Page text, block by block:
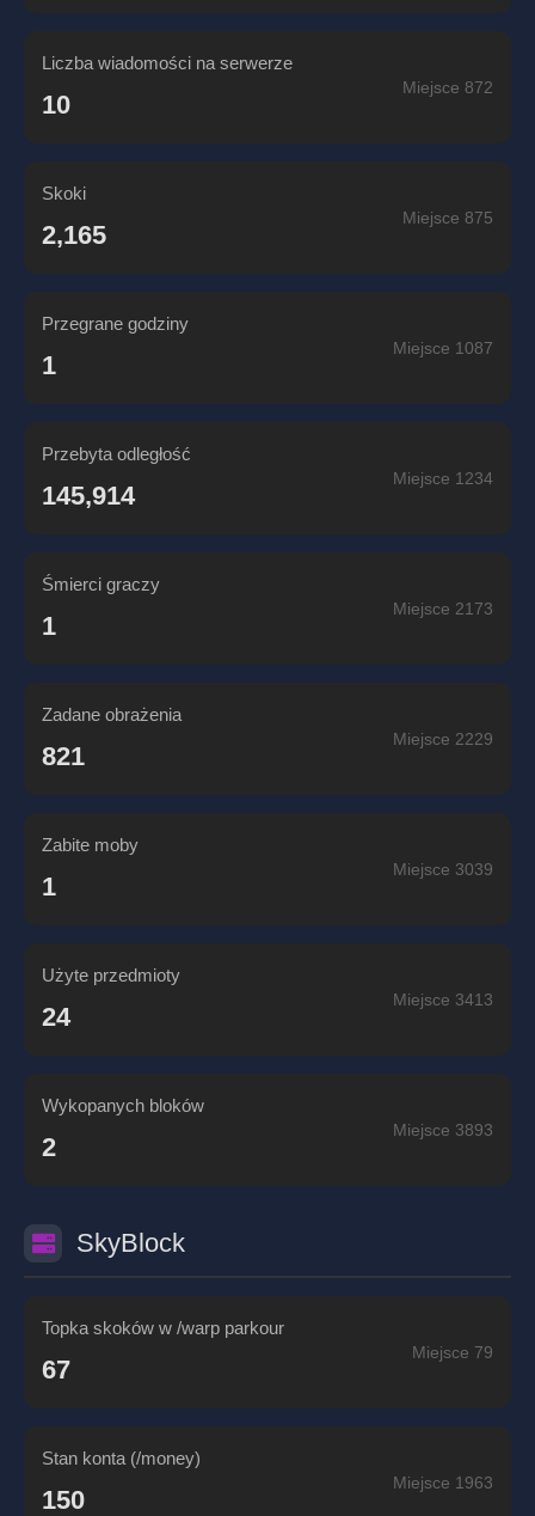
Liczba wiadomości na serwerze
10
Miejsce 872
Skoki
2,165
Miejsce 875
Przegrane godziny
1
Miejsce 1087
Przebyta odległość
145,914
Miejsce 1234
Śmierci graczy
1
Miejsce 2173
Zadane obrażenia
821
Miejsce 2229
Zabite moby
1
Miejsce 3039
Użyte przedmioty
24
Miejsce 3413
Wykopanych bloków
2
Miejsce 3893
SkyBlock
Topka skoków w /warp parkour
67
Miejsce 79
Stan konta (/money)
150
Miejsce 1963